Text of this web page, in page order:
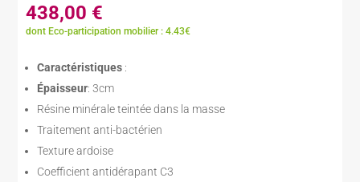
438,00 €
dont Eco-participation mobilier : 4.43€
Caractéristiques :
Épaisseur: 3cm
Résine minérale teintée dans la masse
Traitement anti-bactérien
Texture ardoise
Coefficient antidérapant C3